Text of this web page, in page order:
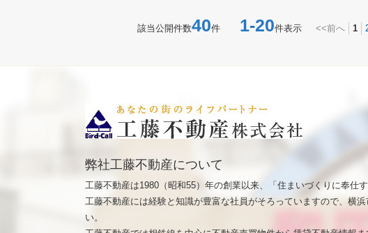
該当公開件数40件 1-20件表示 <<前へ 1
弊社工藤不動産について
工藤不動産は1980（昭和55）年の創業以来、「住まいづくりに奉仕
工藤不動産には経験と知識が豊富な社員がそろっていますので、横
い。